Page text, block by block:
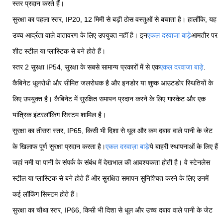
स्तर प्रदान करते हैं।
सुरक्षा का पहला स्तर, IP20, 12 मिमी से बड़ी ठोस वस्तुओं से बचाता है। हालाँकि, यह
उच्च आर्द्रता वाले वातावरण के लिए उपयुक्त नहीं है। इनएकल दरवाजा बाड़ेआमतौर पर
शीट स्टील या प्लास्टिक से बने होते हैं।
स्तर 2 सुरक्षा IP54, सुरक्षा के सबसे सामान्य प्रकारों में से एकएकल दरवाजा बाड़े
कैबिनेट धूलरोधी और सीमित जलरोधक है और इनडोर या शुष्क आउटडोर स्थितियों के
लिए उपयुक्त है। कैबिनेट में सुरक्षित समापन प्रदान करने के लिए गास्केट और एक
यांत्रिक इंटरलॉकिंग सिस्टम शामिल है।
सुरक्षा का तीसरा स्तर, IP65, किसी भी दिशा से धूल और कम दबाव वाले पानी के जेट
के खिलाफ पूर्ण सुरक्षा प्रदान करता है।एकल दरवाज़ा बाड़ेये बाहरी स्थापनाओं के लिए हैं
जहां नमी या पानी के संपर्क के संबंध में देखभाल की आवश्यकता होती है। वे स्टेनलेस
स्टील या प्लास्टिक से बने होते हैं और सुरक्षित समापन सुनिश्चित करने के लिए उनमें
कई लॉकिंग सिस्टम होते हैं।
सुरक्षा का चौथा स्तर, IP66, किसी भी दिशा से धूल और उच्च दबाव वाले पानी के जेट